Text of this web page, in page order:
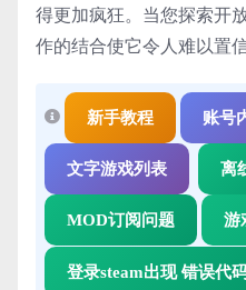
得更加疯狂。当您探索开
作的结合使它令人难以置信
新手教程 账号
文字游戏列表 离
MOD订阅问题 游
登录steam出现 错误代